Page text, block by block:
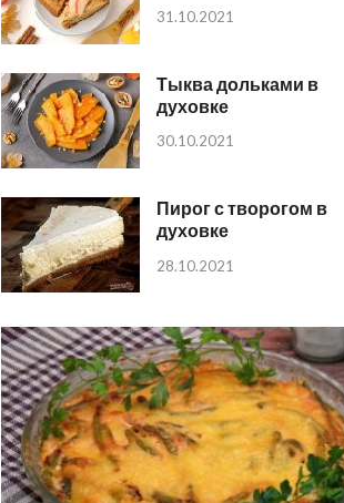
31.10.2021
Тыква дольками в
духовке
30.10.2021
Пирог с творогом в
духовке
28.10.2021